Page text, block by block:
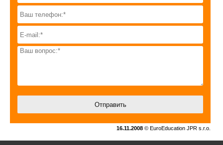
16.11.2008 © EuroEducation JPR s.r.o.